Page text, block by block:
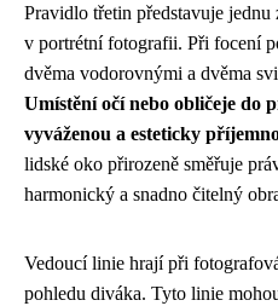
Pravidlo třetin představuje
v portrétní fotografii. Při focení
dvěma vodorovnými a dvěma
Umístění očí nebo obličeje do
vyváženou a esteticky
lidské oko přirozeně směřuje
harmonický a snadno čitelný
Vedoucí linie hrají při
pohledu diváka. Tyto linie